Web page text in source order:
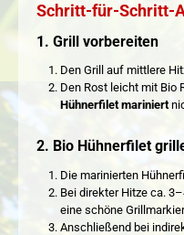
Schritt-für-Schritt-
1. Grill vorbereiten
Den Grill auf mittlere
Den Rost leicht mit Bio
Hühnerfilet mariniert
2. Bio Hühnerfilet
Die marinierten
Bei direkter Hitze ca.
eine schöne
Anschließend bei